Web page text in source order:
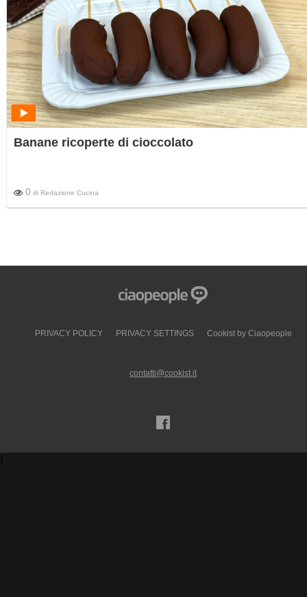
Banane ricoperte di cioccolato
0 di Redazione Cucina
PRIVACY POLICY PRIVACY SETTINGS Cookist by Ciaopeople
contatti@cookist.it